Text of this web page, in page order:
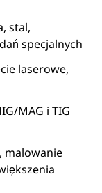
stal,
specjalnych
laserowe,
MAG i TIG
malowanie